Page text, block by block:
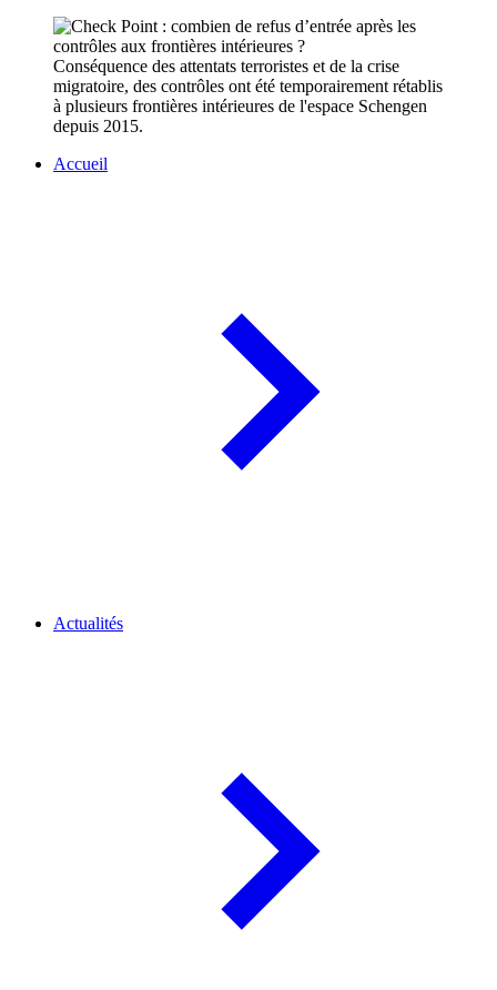
Conséquence des attentats terroristes et de la crise
migratoire, des contrôles ont été temporairement rétablis
à plusieurs frontières intérieures de l'espace Schengen
depuis 2015.
Accueil
Actualités